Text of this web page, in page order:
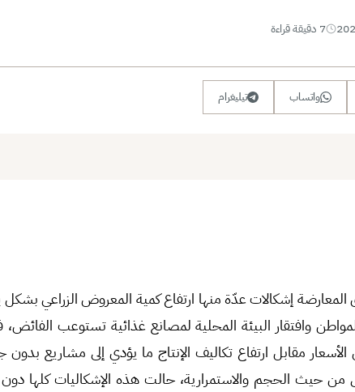
7 دقيقة قراءة
واتساب تيليغرام
المعارضة إشكالات عدّة منها ارتفاع كمية المعروض الزراعي
وافتقار البيئة المحلية لمصانع غذائية تستوعب
مقابل ارتفاع تكاليف الإنتاج ما يؤدي إلى مشاريع
من حيث الحجم والاستمرارية، حالت هذه الإشكاليات كلها دون